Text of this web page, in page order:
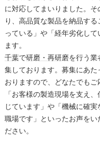
に対応してまいりました。
り、高品質な製品を納品す
っている」や「経年劣化し
ます。
千葉で研磨・再研磨を行う業
集しております。募集にあ
おりますので、どなたでもご
「お客様の製造現場を支え
じています」や「機械に確
職場です」といったお声をい
ださい。